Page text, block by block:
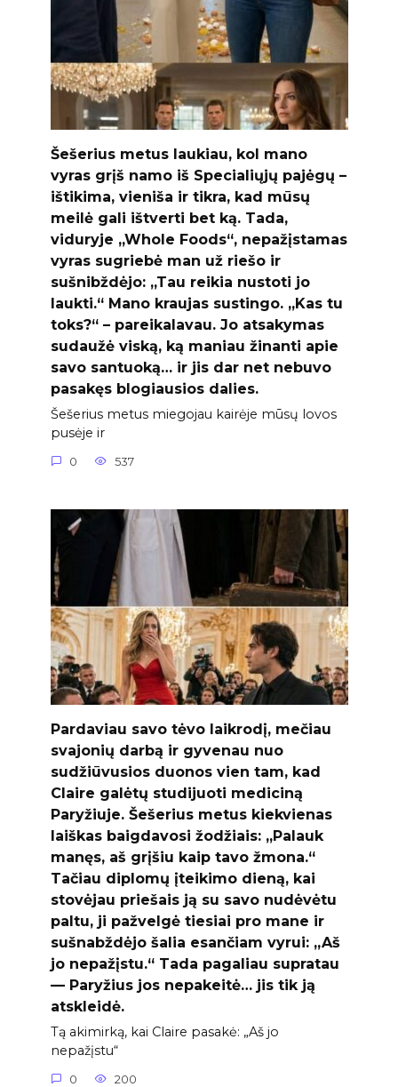
Šešerius metus laukiau, kol mano
vyras grįš namo iš Specialiųjų pajėgų –
ištikima, vieniša ir tikra, kad mūsų
meilė gali ištverti bet ką. Tada,
viduryje „Whole Foods“, nepažįstamas
vyras sugriebė man už riešo ir
sušnibždėjo: „Tau reikia nustoti jo
laukti.“ Mano kraujas sustingo. „Kas tu
toks?“ – pareikalavau. Jo atsakymas
sudaužė viską, ką maniau žinanti apie
savo santuoką… ir jis dar net nebuvo
pasakęs blogiausios dalies.
Šešerius metus miegojau kairėje mūsų lovos
pusėje ir
0 537
Pardaviau savo tėvo laikrodį, mečiau
svajonių darbą ir gyvenau nuo
sudžiūvusios duonos vien tam, kad
Claire galėtų studijuoti mediciną
Paryžiuje. Šešerius metus kiekvienas
laiškas baigdavosi žodžiais: „Palauk
manęs, aš grįšiu kaip tavo žmona.“
Tačiau diplomų įteikimo dieną, kai
stovėjau priešais ją su savo nudėvėtu
paltu, ji pažvelgė tiesiai pro mane ir
sušnabždėjo šalia esančiam vyrui: „Aš
jo nepažįstu.“ Tada pagaliau supratau
— Paryžius jos nepakeitė… jis tik ją
atskleidė.
Tą akimirką, kai Claire pasakė: „Aš jo
nepažįstu“
0 200